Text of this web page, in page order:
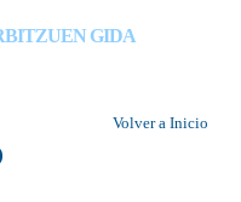
GIDA
Volver a Inicio